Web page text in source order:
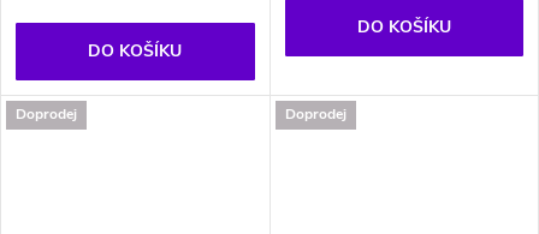
DO KOŠÍKU
DO KOŠÍKU
Doprodej Doprodej